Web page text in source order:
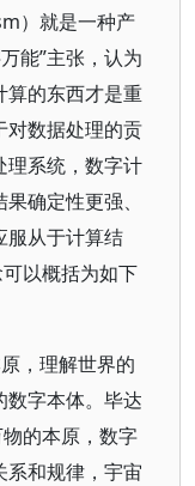
）就是一种产
能”主张，认为
算的东西才是重
对数据处理的贡
理系统，数字计
确定性更强、
服从于计算结
以概括为如下
，理解世界的
数字本体。毕达
的本原，数字
系和规律，宇宙